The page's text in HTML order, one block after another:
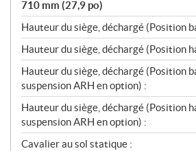
710 mm (27,9 po)
Hauteur du siège, déchargé (Position
Hauteur du siège, déchargé (Position
Hauteur du siège, déchargé (Position
suspension ARH en option) :
Hauteur du siège, déchargé (Position
suspension ARH en option) :
Cavalier au sol statique :